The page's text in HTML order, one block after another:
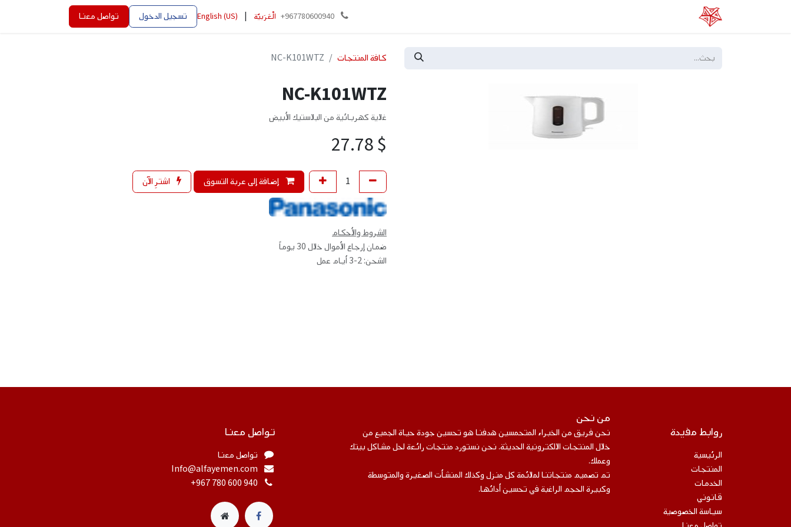
+967780600940 الْعَرَبيّة English (US) تسجيل الدخول تواصل معنا
كافة المنتجات NC-K101WTZ
NC-K101WTZ
غلاية كهربائية من البلاستيك الأبيض
$
27.78
إضافة إلى عربة التسوق اشترِ الآن
الشروط والأحكام
ضمان إرجاع الأموال خلال 30 يوماً
الشحن: 2-3 أيام عمل
روابط مفيدة
الرئيسية
المنتجات
الخدمات
قانوني
سياسة الخصوصية
من نحن
نحن فريق من الخبراء المتحمسين هدفنا هو تحسين جودة حياة الجميع من
خلال المنتجات الالكترونية الحديثة. نحن نستورد منتجات رائعة لحل مشاكل بيتك
وعملك.
تم تصميم منتجاتنا لملائمة كل منزل وكذلك المنشأت الصغيرة والمتوسطة
وكبيرة الحجم الراغبة في تحسين أدائها.
تواصل معنا
تواصل معنا
​Info@alfayemen.com
+967 780 600 940